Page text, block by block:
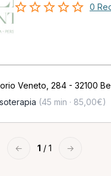
0
Veneto, 284 - 32100
(45 min · 85,00€)
← 1 / 1 →